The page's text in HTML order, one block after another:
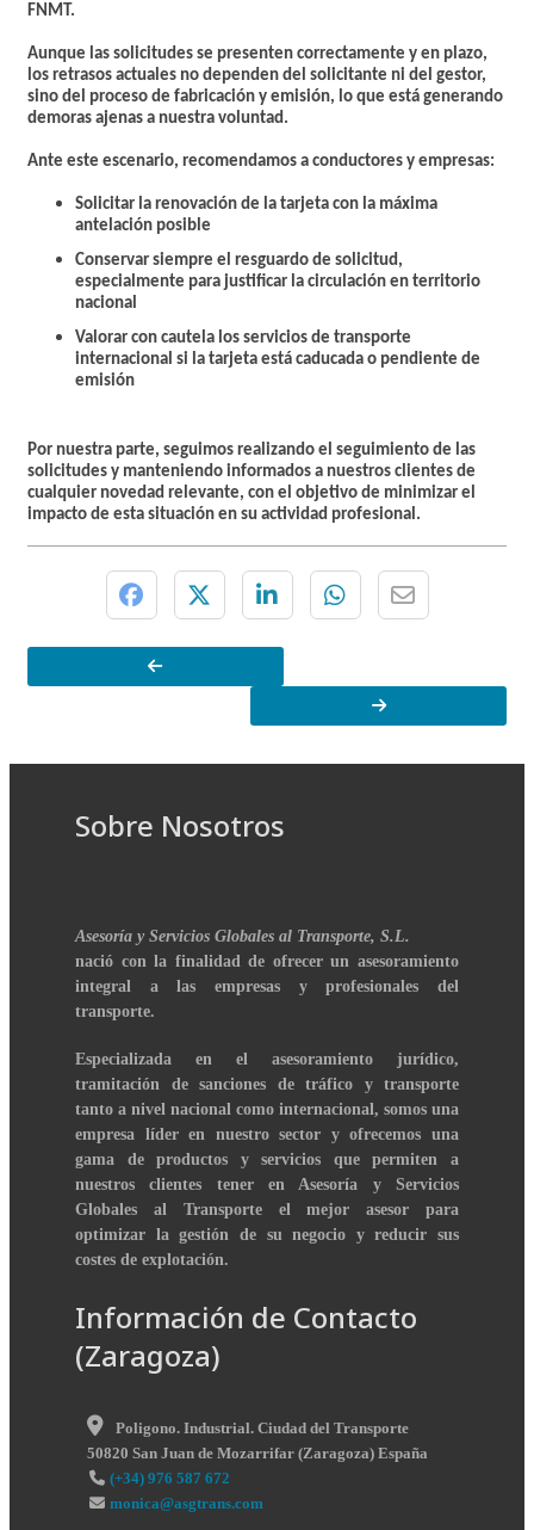
FNMT.
Aunque las solicitudes se presenten correctamente y en plazo,
los retrasos actuales no dependen del solicitante ni del gestor,
sino del proceso de fabricación y emisión, lo que está generando
demoras ajenas a nuestra voluntad.
Ante este escenario, recomendamos a conductores y empresas:
Solicitar la renovación de la tarjeta con la máxima
antelación posible
Conservar siempre el resguardo de solicitud,
especialmente para justificar la circulación en territorio
nacional
Valorar con cautela los servicios de transporte
internacional si la tarjeta está caducada o pendiente de
emisión
Por nuestra parte, seguimos realizando el seguimiento de las
solicitudes y manteniendo informados a nuestros clientes de
cualquier novedad relevante, con el objetivo de minimizar el
impacto de esta situación en su actividad profesional.
Sobre Nosotros
Asesoría y Servicios Globales al Transporte, S.L.
nació con la finalidad de ofrecer un asesoramiento
integral a las empresas y profesionales del
transporte.
Especializada en el asesoramiento jurídico,
tramitación de sanciones de tráfico y transporte
tanto a nivel nacional como internacional, somos una
empresa líder en nuestro sector y ofrecemos una
gama de productos y servicios que permiten a
nuestros clientes tener en Asesoría y Servicios
Globales al Transporte el mejor asesor para
optimizar la gestión de su negocio y reducir sus
costes de explotación.
Información de Contacto
(Zaragoza)
Poligono. Industrial. Ciudad del Transporte
50820 San Juan de Mozarrifar (Zaragoza) España
(+34) 976 587 672
monica@asgtrans.com